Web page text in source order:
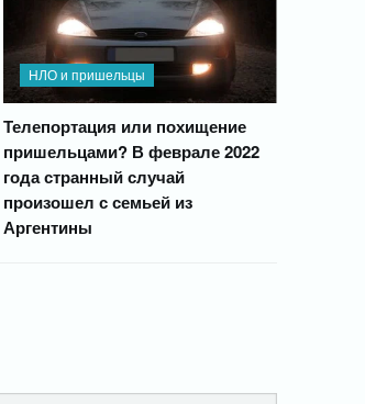
НЛО и пришельцы
Телепортация или похищение
пришельцами? В феврале 2022
года странный случай
произошел с семьей из
Аргентины